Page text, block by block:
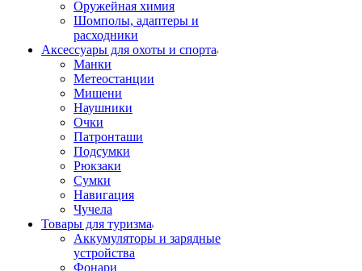
Оружейная химия
Шомполы, адаптеры и
расходники
Аксессуары для охоты и спорта
Манки
Метеостанции
Мишени
Наушники
Очки
Патронташи
Подсумки
Рюкзаки
Сумки
Навигация
Чучела
Товары для туризма
Аккумуляторы и зарядные
устройства
Фонари